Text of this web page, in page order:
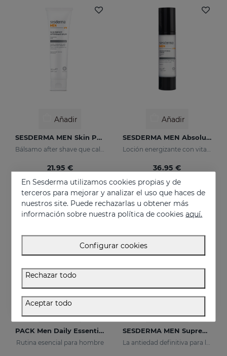
Añadir
SESDERMA MEN Skin Perfect After Shave Balm
21.95 €
Añadir
SESDERMA MEN Absolute Force Lotion
36.95 €
NUEVO
EXCLUSIVO ONLINE
PACK Men Daily Essentials
Rutina esencial para hombre
SESDERMA MEN Supreme Antiaging Lotion
La antiedad definitiva para la piel masculina. Con retinol y ácido hialurónico
En Sesderma utilizamos cookies propias y de
terceros para mejorar y analizar el uso que haces de
nuestros site. Puede rechazarlas u obtener más
información sobre nuestra política de cookiesaquí.
Configurar cookies
Rechazar todo
Aceptar todo